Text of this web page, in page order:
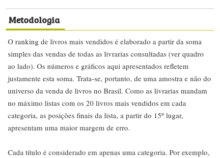
Metodologia
O ranking de livros mais vendidos é elaborado a partir da soma
simples das vendas de todas as livrarias consultadas (ver quadro
ao lado). Os números e gráficos aqui apresentados refletem
justamente esta soma. Trata-se, portanto, de uma amostra e não do
universo da venda de livros no Brasil. Como as livrarias mandam
no máximo listas com os 20 livros mais vendidos em cada
categoria, as posições finais da lista, a partir do 15º lugar,
apresentam uma maior margem de erro.
Cada título é considerado em apenas uma categoria. Por exemplo,